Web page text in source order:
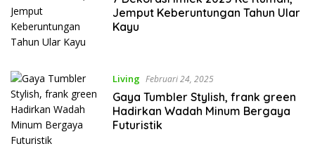
Jemput Keberuntungan Tahun Ular
Kayu
Living Februari 24, 2025
Gaya Tumbler Stylish, frank green
Hadirkan Wadah Minum Bergaya
Futuristik